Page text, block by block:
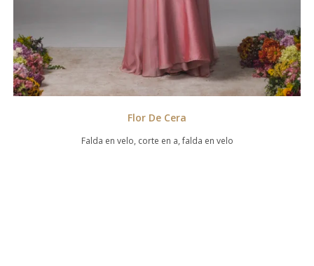
Flor De Cera
Falda en velo, corte en a, falda en velo